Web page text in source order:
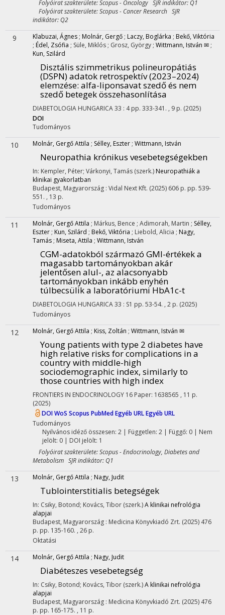
Folyóirat szakterülete: Scopus - Oncology SJR indikátor: Q1
Folyóirat szakterülete: Scopus - Cancer Research SJR
indikátor: Q2
9 Klabuzai, Ágnes ; Molnár, Gergő ; Laczy, Boglárka ; Bekő, Viktória
; Édel, Zsófia ; Süle, Miklós ; Grosz, György ; Wittmann, István ✉ ;
Kun, Szilárd
Disztális szimmetrikus polineuropátiás
(DSPN) adatok retrospektív (2023–2024)
elemzése: alfa-liponsavat szedő és nem
szedő betegek összehasonlítása
DIABETOLOGIA HUNGARICA33 : 4 pp. 333-341. , 9 p. (2025)
DOI
Tudományos
10 Molnár, Gergő Attila ; Sélley, Eszter ; Wittmann, István
Neuropathia krónikus vesebetegségekben
In: Kempler, Péter; Várkonyi, Tamás (szerk.) Neuropathiák a
klinikai gyakorlatban
Budapest, Magyarország : Vidal Next Kft. (2025) 606 p. pp. 539-
551. , 13 p.
Tudományos
11 Molnár, Gergő Attila ; Márkus, Bence ; Adimorah, Martin ; Sélley,
Eszter ; Kun, Szilárd ; Bekő, Viktória ; Liebold, Alicia ; Nagy,
Tamás ; Miseta, Attila ; Wittmann, István
CGM-adatokból származó GMI-értékek a
magasabb tartományokban akár
jelentősen alul-, az alacsonyabb
tartományokban inkább enyhén
túlbecsülik a laboratóriumi HbA1c-t
DIABETOLOGIA HUNGARICA33 : S1 pp. 53-54. , 2 p. (2025)
Tudományos
12 Molnár, Gergő Attila ; Kiss, Zoltán ; Wittmann, István ✉
Young patients with type 2 diabetes have
high relative risks for complications in a
country with middle-high
sociodemographic index, similarly to
those countries with high index
FRONTIERS IN ENDOCRINOLOGY 16 Paper: 1638565 , 11 p.
(2025)
DOIWoS Scopus PubMedEgyéb URLEgyéb URL
Tudományos
Nyilvános idéző összesen: 2| Független: 2 | Függő: 0 | Nem
jelölt: 0 | DOI jelölt: 1
Folyóirat szakterülete: Scopus - Endocrinology, Diabetes and
Metabolism SJR indikátor: Q1
13 Molnár, Gergő Attila ; Nagy, Judit
Tublointerstitialis betegségek
In: Csiky, Botond; Kovács, Tibor (szerk.)A klinikai nefrológia
alapjai
Budapest, Magyarország : Medicina Könyvkiadó Zrt. (2025) 476
p. pp. 135-160. , 26 p.
Oktatási
14 Molnár, Gergő Attila ; Nagy, Judit
Diabéteszes vesebetegség
In: Csiky, Botond; Kovács, Tibor (szerk.)A klinikai nefrológia
alapjai
Budapest, Magyarország : Medicina Könyvkiadó Zrt. (2025) 476
p. pp. 165-175. , 11 p.